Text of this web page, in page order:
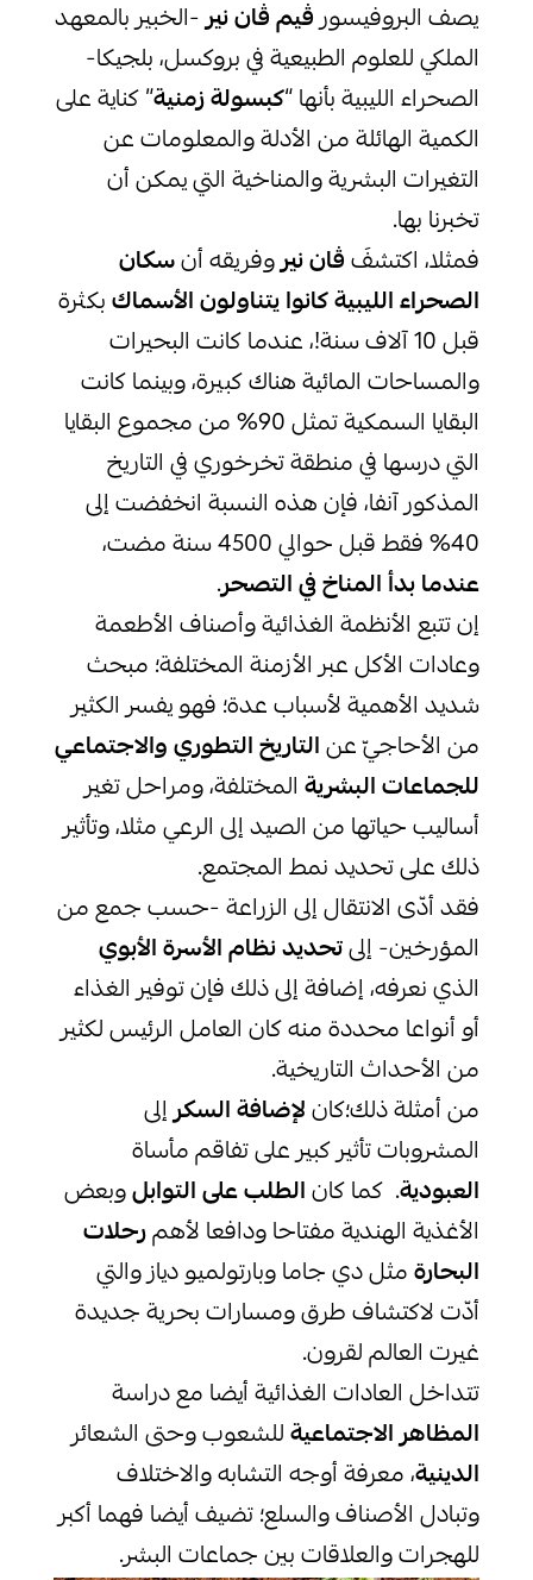
يصف البروفيسورڤيم ڤان نير-الخبير بالمعهد
الملكي للعلوم الطبيعية في بروكسل، بلجيكا-
الصحراء الليبية بأنها “كبسولة زمنية” كناية على
الكمية الهائلة من الأدلة والمعلومات عن
التغيرات البشرية والمناخية التي يمكن أن
تخبرنا بها.
فمثلا، اكتشفَڤان نيروفريقه أنسكان
الصحراء الليبية كانوا يتناولون الأسماكبكثرة
قبل 10 آلاف سنة!، عندما كانت البحيرات
والمساحات المائية هناك كبيرة، وبينما كانت
البقايا السمكية تمثل 90% من مجموع البقايا
التي درسها في منطقة تخرخوري في التاريخ
المذكور آنفا، فإن هذه النسبة انخفضت إلى
40% فقط قبل حوالي 4500 سنة مضت،
عندما بدأ المناخ في التصحر.
إن تتبع الأنظمة الغذائية وأصناف الأطعمة
وعادات الأكل عبر الأزمنة المختلفة؛ مبحث
شديد الأهمية لأسباب عدة؛ فهو يفسر الكثير
من الأحاجيّ عنالتاريخ التطوري والاجتماعي
للجماعاتالبشريةالمختلفة، ومراحل تغير
أساليب حياتها من الصيد إلى الرعي مثلا، وتأثير
ذلك على تحديد نمط المجتمع.
فقد أدّى الانتقال إلى الزراعة -حسب جمع من
المؤرخين- إلىتحديد نظام الأسرة الأبوي
الذي نعرفه، إضافة إلى ذلك فإن توفير الغذاء
أو أنواعا محددة منه كان العامل الرئيس لكثير
من الأحداث التاريخية.
من أمثلة ذلك؛كانلإضافة السكرإلى
المشروبات تأثير كبير على تفاقم مأساة
العبودية. كما كانالطلب على التوابلوبعض
الأغذية الهندية مفتاحا ودافعا لأهمرحلات
البحارةمثل دي جاما وبارتولميو دياز والتي
أدّت لاكتشاف طرق ومسارات بحرية جديدة
غيرت العالم لقرون.
تتداخل العادات الغذائية أيضا مع دراسة
المظاهر الاجتماعيةللشعوب وحتى الشعائر
الدينية، معرفة أوجه التشابه والاختلاف
وتبادل الأصناف والسلع؛ تضيف أيضا فهما أكبر
للهجرات والعلاقات بين جماعات البشر.